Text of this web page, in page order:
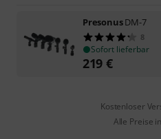
PresonusDM-7
8
Sofort lieferbar
219 €
Kostenloser
Alle Preise